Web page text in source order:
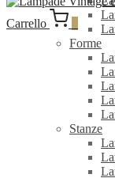
Forme
Stanze
Carrello